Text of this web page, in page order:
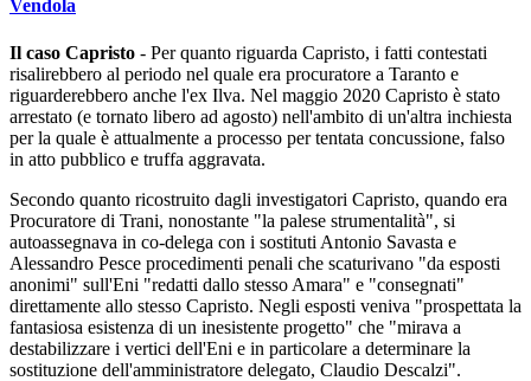
Vendola
Il caso Capristo - Per quanto riguarda Capristo, i fatti contestati
risalirebbero al periodo nel quale era procuratore a Taranto e
riguarderebbero anche l'ex Ilva. Nel maggio 2020 Capristo è stato
arrestato (e tornato libero ad agosto) nell'ambito di un'altra inchiesta
per la quale è attualmente a processo per tentata concussione, falso
in atto pubblico e truffa aggravata.
Secondo quanto ricostruito dagli investigatori Capristo, quando era
Procuratore di Trani, nonostante "la palese strumentalità", si
autoassegnava in co-delega con i sostituti Antonio Savasta e
Alessandro Pesce procedimenti penali che scaturivano "da esposti
anonimi" sull'Eni "redatti dallo stesso Amara" e "consegnati"
direttamente allo stesso Capristo. Negli esposti veniva "prospettata la
fantasiosa esistenza di un inesistente progetto" che "mirava a
destabilizzare i vertici dell'Eni e in particolare a determinare la
sostituzione dell'amministratore delegato, Claudio Descalzi".